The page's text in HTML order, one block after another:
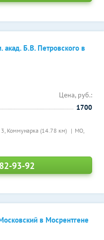
Б.В. Петровского в
Коммунарка (14.78 км)
МО,
Цена, руб.:
1700
93-92
в Мосрентгене